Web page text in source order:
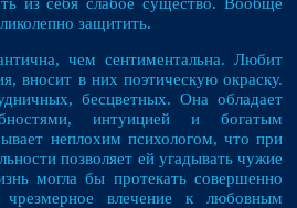
защитить.
чем сентиментальна. Любит
вносит в них поэтическую окраску.
бесцветных. Она обладает
интуицией и богатым
неплохим психологом, что при
позволяет ей угадывать чужие
могла бы протекать совершенно
влечение к любовным